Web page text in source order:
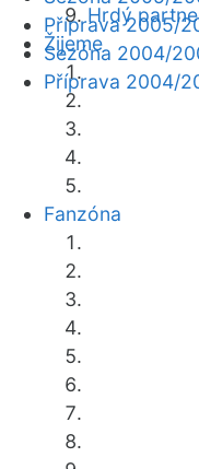
Hrdý
Žijeme
Fanzóna
Příprava 2005/
Sezóna 2004/
Příprava 2004/